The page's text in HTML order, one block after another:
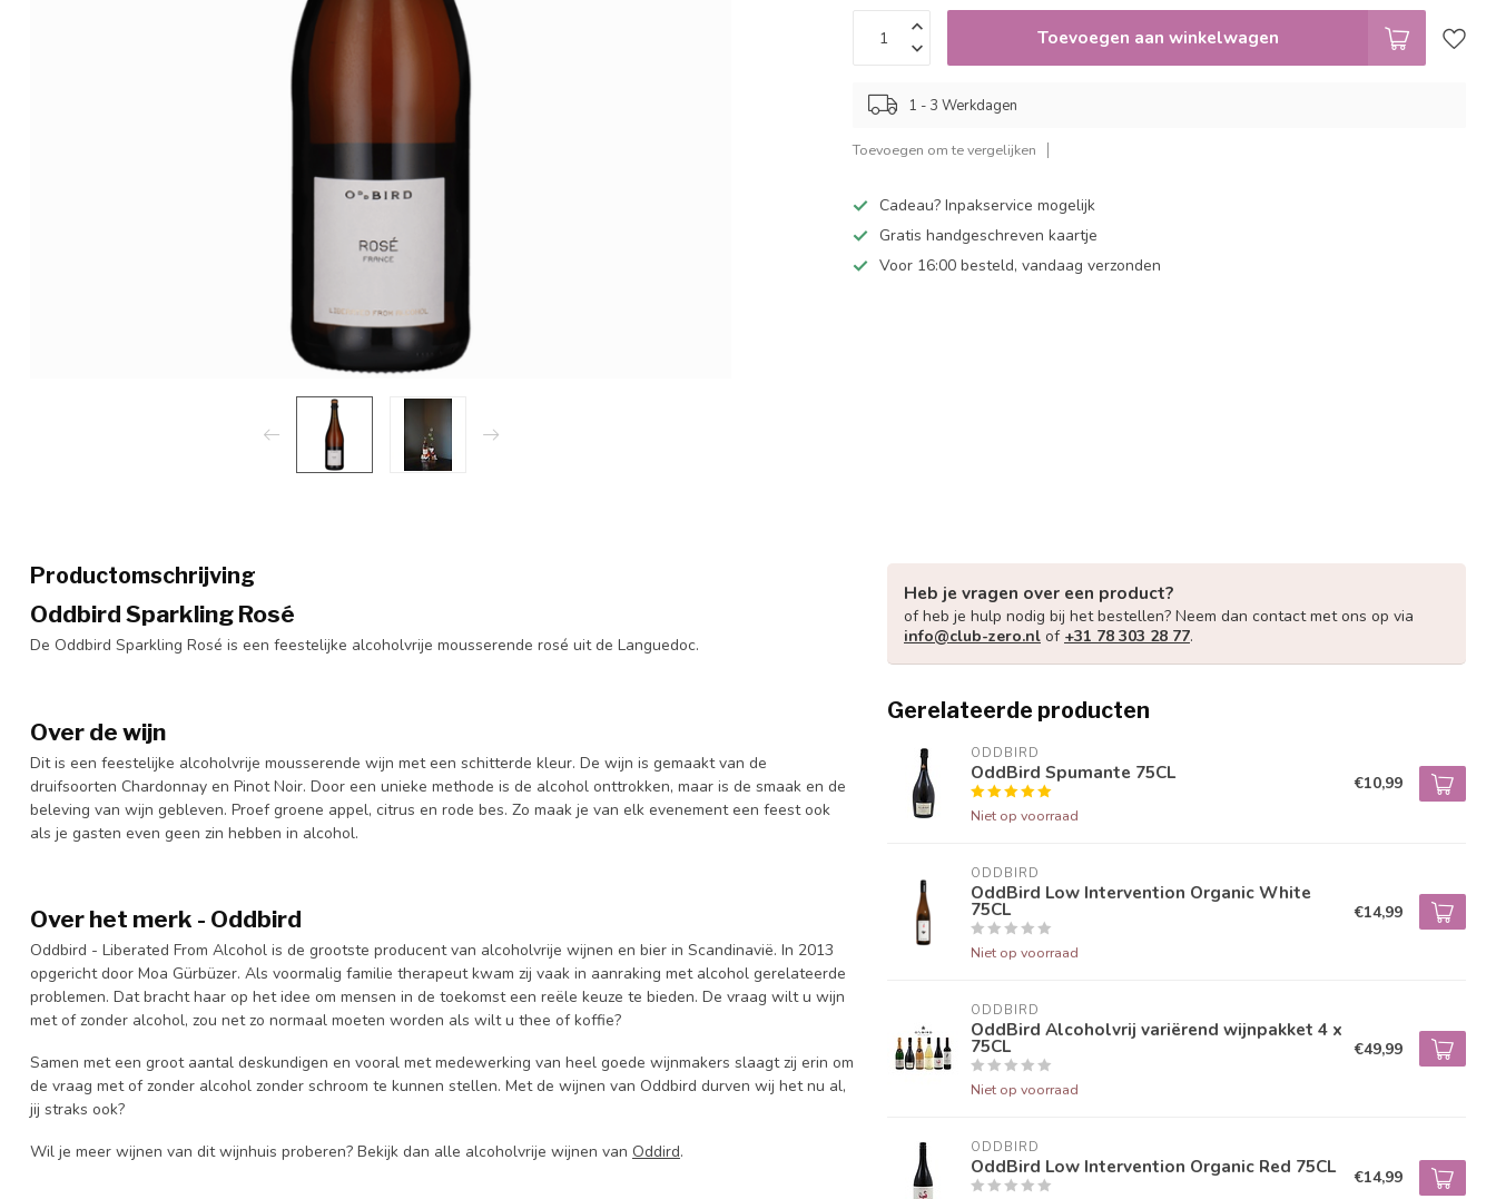
Toevoegen aan winkelwagen
1 - 3 Werkdagen
Toevoegen om te vergelijken
Cadeau? Inpakservice mogelijk
Gratis handgeschreven kaartje
Voor 16:00 besteld, vandaag verzonden
Productomschrijving
Oddbird Sparkling Rosé
De Oddbird Sparkling Rosé is een feestelijke alcoholvrije mousserende rosé uit de Languedoc.
Over de wijn
Dit is een feestelijke alcoholvrije mousserende wijn met een schitterde kleur. De wijn is gemaakt van de
druifsoorten Chardonnay en Pinot Noir. Door een unieke methode is de alcohol onttrokken, maar is de smaak en de
beleving van wijn gebleven. Proef groene appel, citrus en rode bes. Zo maak je van elk evenement een feest ook
als je gasten even geen zin hebben in alcohol.
Over het merk - Oddbird
Oddbird - Liberated From Alcohol is de grootste producent van alcoholvrije wijnen en bier in Scandinavië. In 2013
opgericht door Moa Gürbüzer. Als voormalig familie therapeut kwam zij vaak in aanraking met alcohol gerelateerde
problemen. Dat bracht haar op het idee om mensen in de toekomst een reële keuze te bieden. De vraag wilt u wijn
met of zonder alcohol, zou net zo normaal moeten worden als wilt u thee of koffie?
Samen met een groot aantal deskundigen en vooral met medewerking van heel goede wijnmakers slaagt zij erin om
de vraag met of zonder alcohol zonder schroom te kunnen stellen. Met de wijnen van Oddbird durven wij het nu al,
jij straks ook?
Wil je meer wijnen van dit wijnhuis proberen? Bekijk dan alle alcoholvrije wijnen van Oddird.
Heb je vragen over een product?
of heb je hulp nodig bij het bestellen? Neem dan contact met ons op via
info@club-zero.nl of +31 78 303 28 77.
Gerelateerde producten
ODDBIRD
OddBird Spumante 75CL
Niet op voorraad
€10,99
ODDBIRD
OddBird Low Intervention Organic White
75CL
Niet op voorraad
€14,99
ODDBIRD
OddBird Alcoholvrij variërend wijnpakket 4 x
75CL
Niet op voorraad
€49,99
ODDBIRD
OddBird Low Intervention Organic Red 75CL €14,99